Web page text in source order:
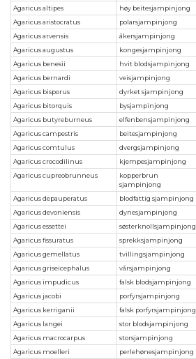
Agaricus altipes
høy beitesjampinjong
Agaricus aristocratus
polarsjampinjong
Agaricus arvensis
åkersjampinjong
Agaricus augustus
kongesjampinjong
Agaricus benesii
hvit blodsjampinjong
Agaricus bernardi
veisjampinjong
Agaricus bisporus
dyrket sjampinjong
Agaricus bitorquis
bysjampinjong
Agaricus butyreburneus
elfenbensjampinjong
Agaricus campestris
beitesjampinjong
Agaricus comtulus
dvergsjampinjong
Agaricus crocodilinus
kjempesjampinjong
Agaricus cupreobrunneus
kopperbrun
sjampinjong
Agaricus depauperatus blodfattig sjampinjong
Agaricus devoniensis
dynesjampinjong
Agaricus essettei
søsterknollsjampinjong
Agaricus fissuratus
sprekksjampinjong
Agaricus gemellatus
tvillingsjampinjong
Agaricus griseicephalus
vårsjampinjong
Agaricus impudicus
falsk blodsjampinjong
Agaricus jacobi
porfyrsjampinjong
Agaricus kerriganii
falsk porfyrsjampinjong
Agaricus langei
stor blodsjampinjong
Agaricus macrocarpus
storsjampinjong
Agaricus moelleri
perlehønesjampinjong